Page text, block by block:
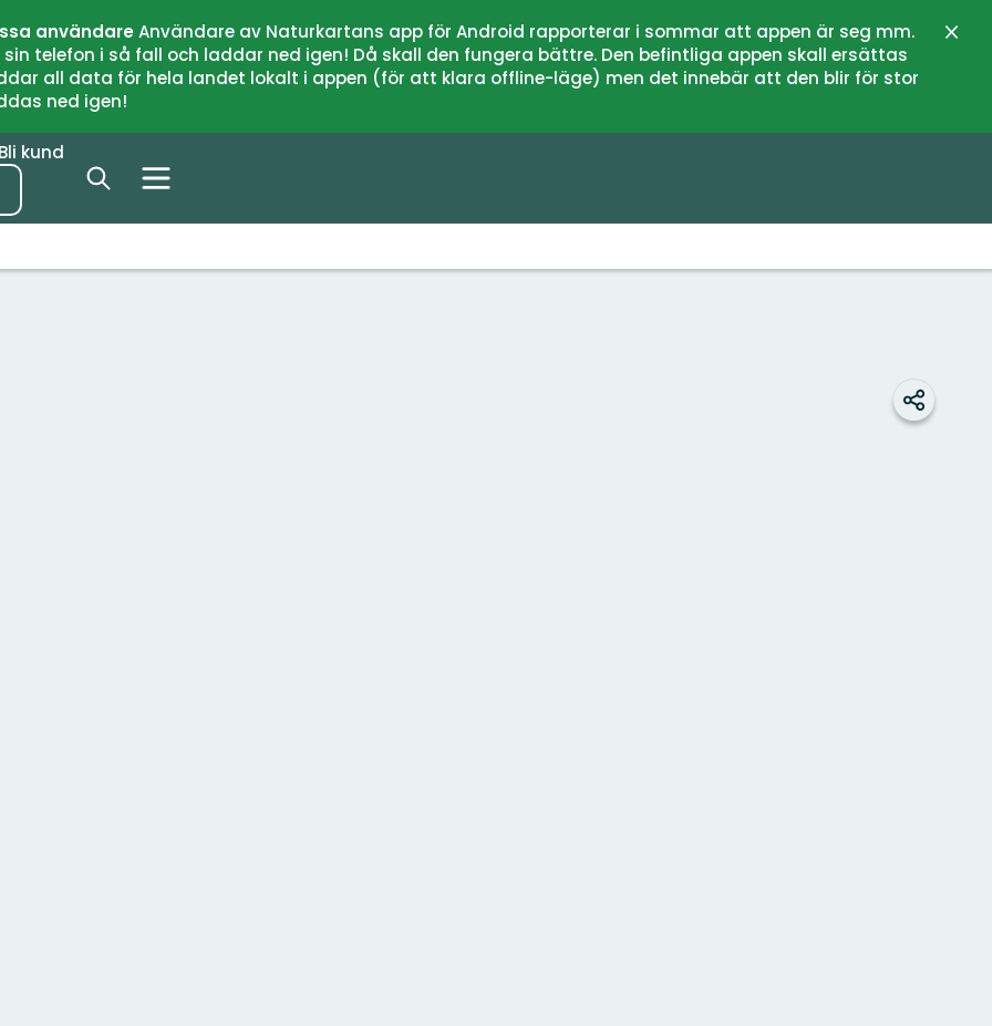
användareAnvändare av Naturkartans app för Android rapporterar i sommar att appen är seg mm.
telefon i så fall och laddar ned igen! Då skall den fungera bättre. Den befintliga appen skall ersättas
all data för hela landet lokalt i appen (för att klara offline-läge) men det innebär att den blir för stor
ned igen!
Bli kund
Dela